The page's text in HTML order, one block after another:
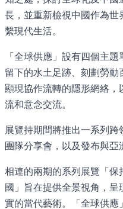
長，並重新檢視中國作為
繫現代生活。
「全球供應」設有四個主
留下的水土足跡、刻劃勞動
顯現協作流轉的隱形網絡
流和意念交流。
展覽持期間將推出一系列
團隊分享會，以及發布與亞
相連的兩期的系列展覽「
國」旨在提供全景視角，
實的當代藝術。「全球供